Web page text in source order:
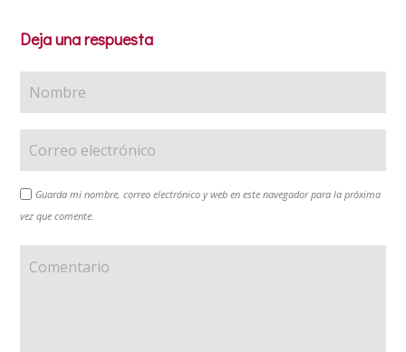
Deja una respuesta
Guarda mi nombre, correo electrónico y web en este navegador para la próxima
vez que comente.